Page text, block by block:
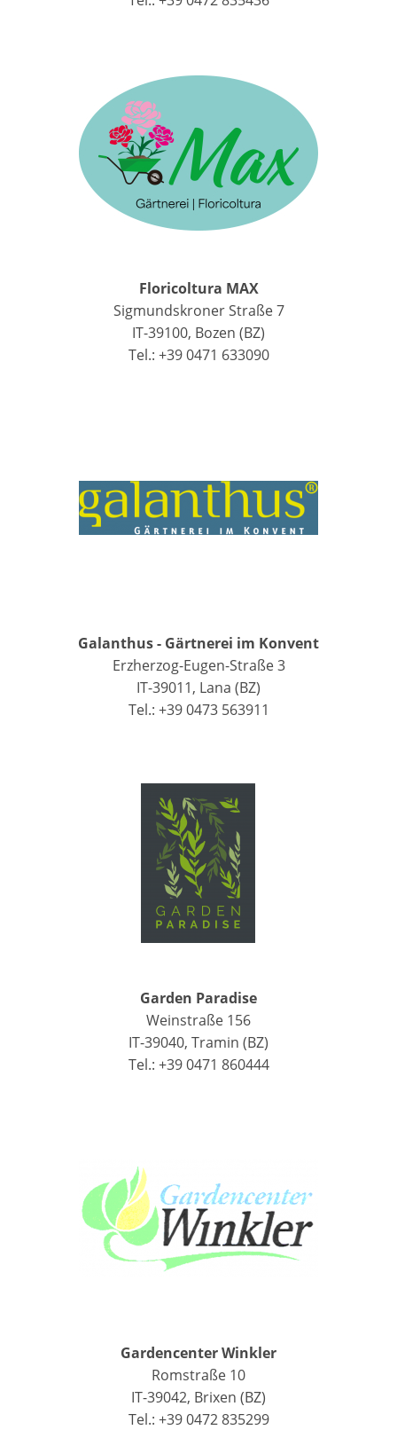
Floricoltura MAX
Sigmundskroner Straße 7
IT-39100, Bozen (BZ)
Tel.: +39 0471 633090
Galanthus - Gärtnerei im Konvent
Erzherzog-Eugen-Straße 3
IT-39011, Lana (BZ)
Tel.: +39 0473 563911
Garden Paradise
Weinstraße 156
IT-39040, Tramin (BZ)
Tel.: +39 0471 860444
Gardencenter Winkler
Romstraße 10
IT-39042, Brixen (BZ)
Tel.: +39 0472 835299